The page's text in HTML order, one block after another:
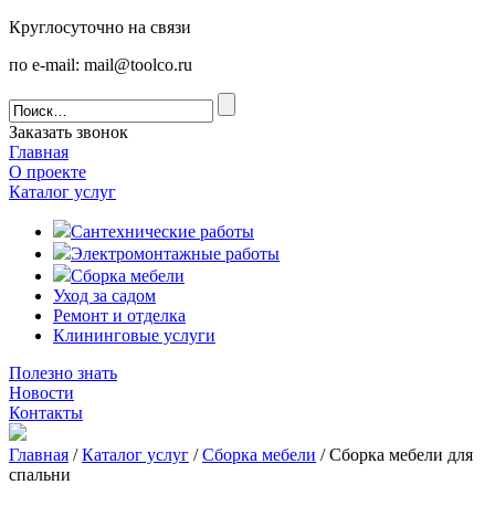
Круглосуточно на связи
по e-mail: mail@toolco.ru
Заказать звонок
Главная
О проекте
Каталог услуг
Сантехнические работы
Электромонтажные работы
Сборка мебели
Уход за садом
Ремонт и отделка
Клининговые услуги
Полезно знать
Новости
Контакты
Главная /Каталог услуг /Сборка мебели /Сборка мебели для
спальни